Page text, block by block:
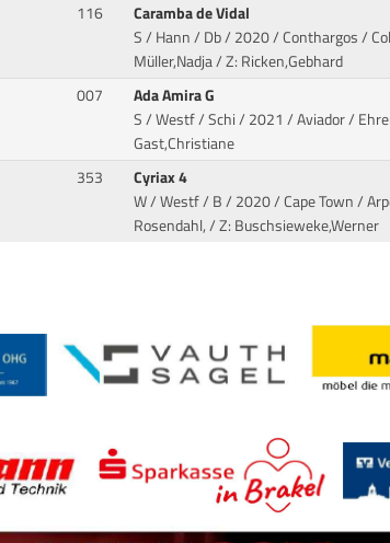
116
Caramba de Vidal
S / Hann / Db / 2020 / Conthargos /
Müller,Nadja / Z: Ricken,Gebhard
007
Ada Amira G
S / Westf / Schi / 2021 / Aviador /
Gast,Christiane
353
Cyriax 4
W / Westf / B / 2020 / Cape Town /
Rosendahl, / Z: Buschsieweke,Werner